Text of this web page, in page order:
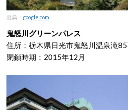
出典： google.com
鬼怒川グリーンパレス
住所：栃木県日光市鬼怒川温泉滝
閉鎖時期：2015年12月